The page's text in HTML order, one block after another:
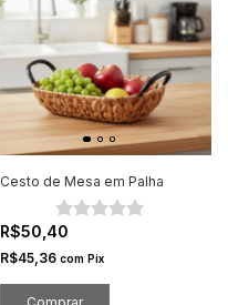
Cesto de Mesa em Palha
R$50,40
R$45,36 com Pix